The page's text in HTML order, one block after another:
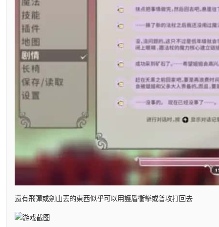
還有飛彈或劍山丟的東西似乎可以用護盾衝擊或普攻打回去